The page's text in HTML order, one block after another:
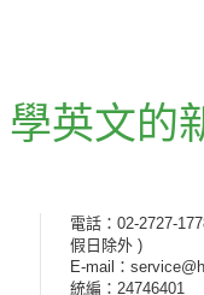
學英文的
電話：02-2727-
假日除外 )
E-mail：
統編：24746401